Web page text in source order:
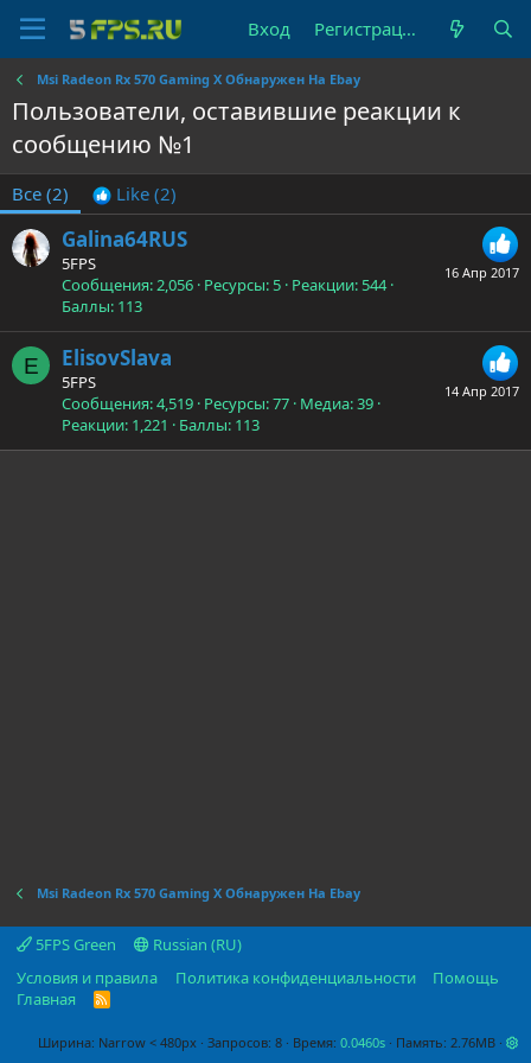
Вход Регистрация
Msi Radeon Rx 570 Gaming X Обнаружен На Ebay
Пользователи, оставившие реакции к
сообщению №1
Все (2) Like (2)
16 Апр 2017
Galina64RUS
5FPS
Сообщения 2,056 Ресурсы 5 Реакции 544
Баллы 113
E
14 Апр 2017
ElisovSlava
5FPS
Сообщения 4,519 Ресурсы 77 Медиа 39
Реакции 1,221 Баллы 113
Msi Radeon Rx 570 Gaming X Обнаружен На Ebay
5FPS Green
Russian (RU)
Условия и правила
Политика конфиденциальности
Помощь
Главная
R
Ширина Запросов 8 Время 0.0460s Память 2.76MB